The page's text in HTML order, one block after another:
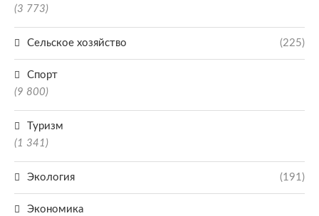
(3 773)
Сельское хозяйство (225)
Спорт
(9 800)
Туризм
(1 341)
Экология (191)
Экономика